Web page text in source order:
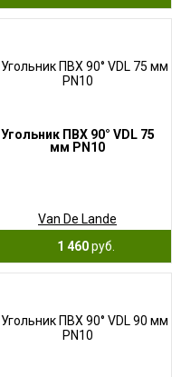
Угольник ПВХ 90° VDL 75
мм PN10
Van De Lande
1 460руб.